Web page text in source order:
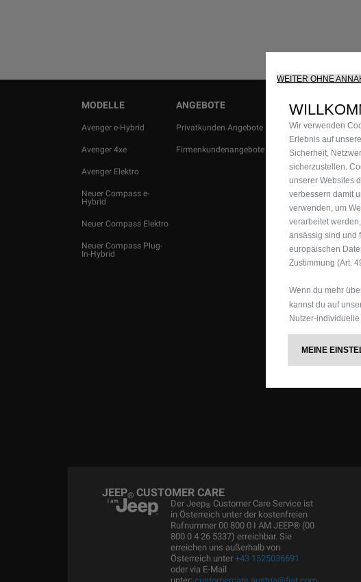
MODELLE
Avenger e-Hybrid
Avenger 4xe
Avenger Elektro
Neuer Compass e-
Hybrid
Neuer Compass Elektro
Neuer Compass Plug-
In-Hybrid
ANGEBOTE
Privatkunden Angebote
Firmenkundenangebote
BERATUNG & KAUF
Probefahrt anfragen
Angebot anfordern
Partnersuche
Newsletter
herunterladen
Gebrauchtwagen
JEEP® CUSTOMER CARE
Der Jeep® Customer Care Service ist
in Österreich unter der kostenfreien
Rufnummer 00 800 0 I AM JEEP® (00
800 0 4 26 5337) erreichbar. Sie
erreichen uns außerhalb von
Österreich unter+43 1525036691
oder via E-Mail
WEITER OHNE
Wir verwenden
Erlebnis auf
Sicherheit,
sicherzustellen.
unserer Websites
verbessern damit
verwenden, um
verarbeitet
ansässig sind und
europäischen
Zustimmung (Art.
Wenn du mehr
kannst du auf
Nutzer-
MEINE